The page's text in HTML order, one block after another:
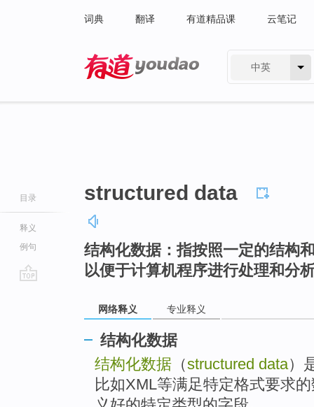
词典 翻译 有道精品课 云笔记
中英
目录
释义
例句
structured data
结构化数据：指按照一定的结构
以便于计算机程序进行处理和分
网络释义 专业释义
结构化数据
结构化数据 （structured data）
比如XML等满足特定格式要求